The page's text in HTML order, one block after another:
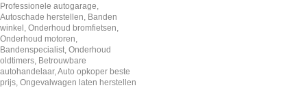
Professionele autogarage,
Autoschade herstellen, Banden
winkel, Onderhoud bromfietsen,
Onderhoud motoren,
Bandenspecialist, Onderhoud
oldtimers, Betrouwbare
autohandelaar, Auto opkoper beste
prijs, Ongevalwagen laten herstellen